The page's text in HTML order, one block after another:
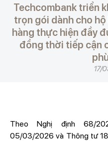
Techcombank triển
trọn gói dành cho
hàng thực hiện đầy
đồng thời tiếp cận
17/
Theo Nghị định 68/
05/03/2026 và Thông tư